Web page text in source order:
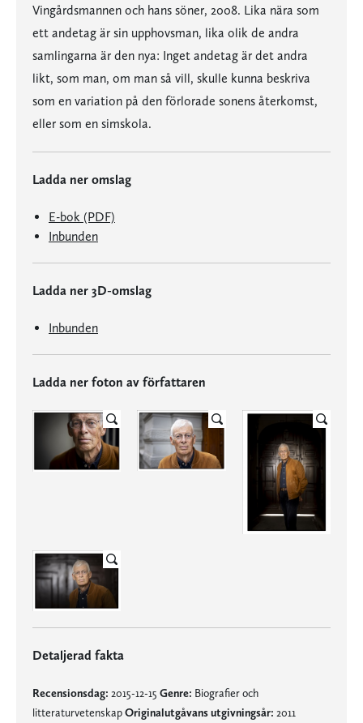
Vingårdsmannen och hans söner, 2008. Lika nära som
ett andetag är sin upphovsman, lika olik de andra
samlingarna är den nya: Inget andetag är det andra
likt, som man, om man så vill, skulle kunna beskriva
som en variation på den förlorade sonens återkomst,
eller som en simskola.
Ladda ner omslag
E-bok (PDF)
Inbunden
Ladda ner 3D-omslag
Inbunden
Ladda ner foton av författaren
Detaljerad fakta
Recensionsdag: 2015-12-15 Genre: Biografier och
litteraturvetenskapOriginalutgåvans utgivningsår: 2011